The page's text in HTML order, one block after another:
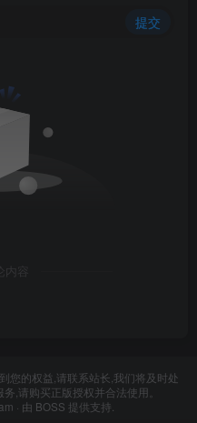
提交
容
您的权益,请联系站长,我们将及时处
,请购买正版授权并合法使用。
· 由 BOSS 提供支持.